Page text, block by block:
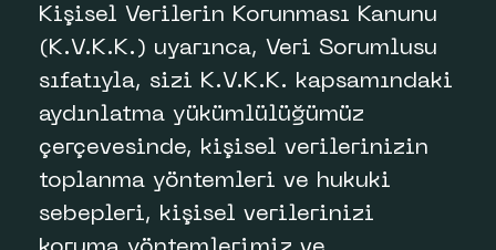
Kişisel Verilerin Korunması Kanunu
(K.V.K.K.) uyarınca, Veri Sorumlusu
sıfatıyla, sizi K.V.K.K. kapsamındaki
aydınlatma yükümlülüğümüz
çerçevesinde, kişisel verilerinizin
toplanma yöntemleri ve hukuki
sebepleri, kişisel verilerinizi